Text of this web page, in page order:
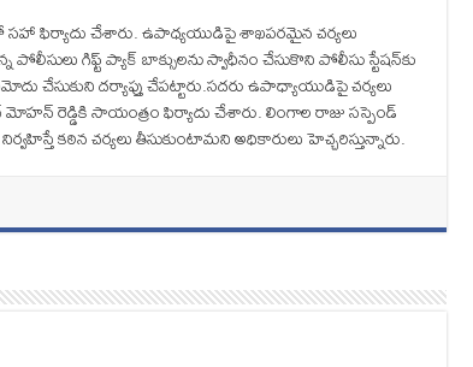
ఫిర్యాదు చేశారు. ఉపాధ్యయుడిపై శాఖపరమైన చర్యలు
గిఫ్ట్ ప్యాక్ బాక్సులను స్వాధీనం చేసుకొని పోలీసు స్టేషన్‌కు
చేసుకుని దర్యాప్తు చేపట్టారు.సదరు ఉపాధ్యాయుడిపై చర్యలు
రెడ్డికి సాయంత్రం ఫిర్యాదు చేశారు. లింగాల రాజు సస్పెండ్
కఠిన చర్యలు తీసుకుంటామని అధికారులు హెచ్చరిస్తున్నారు.